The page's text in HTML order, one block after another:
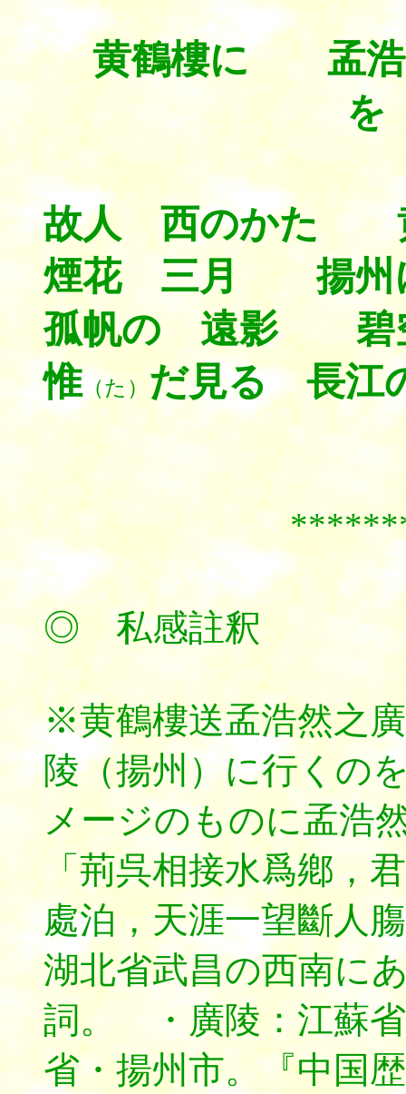
黄鶴樓に 孟浩
故人 西のかた
煙花 三月 揚州
孤帆の 遠影 碧
惟（た）だ見る 長江
◎ 私感註釈
※黄鶴樓送孟浩然之
陵（揚州）に行くの
メージのものに孟浩
「荊呉相接水爲鄕，
處泊，天涯一望斷人
湖北省武昌の西南に
詞。 ・廣陵：江蘇
省・揚州市。『中国